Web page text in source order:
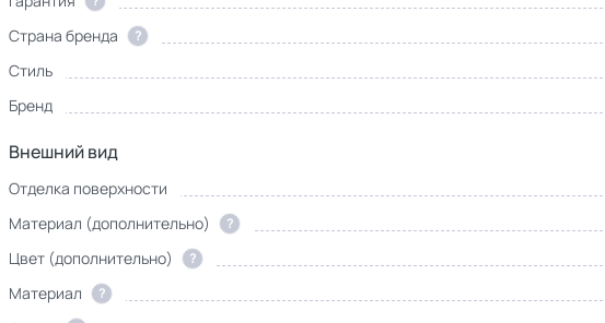
Страна бренда
?
Стиль
Бренд
Внешний вид
Отделка поверхности
Материал (дополнительно)
?
Цвет (дополнительно)
?
Материал
?